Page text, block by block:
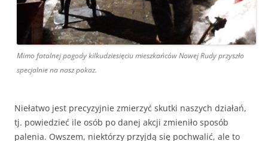
Mimo fatalnej pogody kilkudziesięciu mieszkańców Nowej Rudy przyszło
specjalnie na nasz pokaz.
Niełatwo jest precyzyjnie zmierzyć skutki naszych działań,
tj. powiedzieć ile osób po danej akcji zmieniło sposób
palenia. Owszem, niektórzy przyjdą się pochwalić, ale to